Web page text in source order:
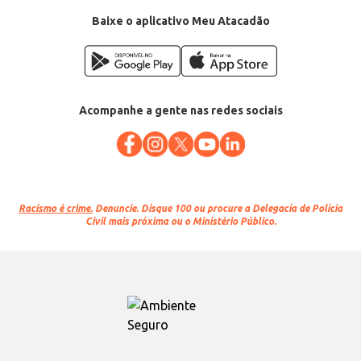
Baixe o aplicativo Meu Atacadão
Acompanhe a gente nas redes sociais
Racismo é crime. Denuncie. Disque 100 ou procure a Delegacia de Polícia
Civil mais próxima ou o Ministério Público.